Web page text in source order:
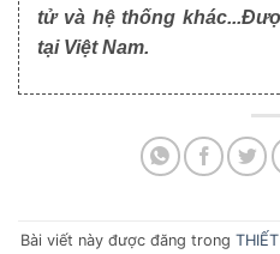
tử và hệ thống
tại Việt Nam.
Bài viết này được đăng trong